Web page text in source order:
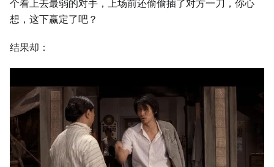
个看上去最弱的对手，上场前还偷偷插了对方一刀，你心
想，这下赢定了吧？
结果却：